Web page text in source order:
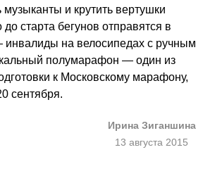
музыканты и крутить вертушки
старта бегунов отправятся в
инвалиды на велосипедах с ручным
полумарафон — один из
к Московскому марафону,
сентября.
Ирина Зиганшина
13 августа 2015